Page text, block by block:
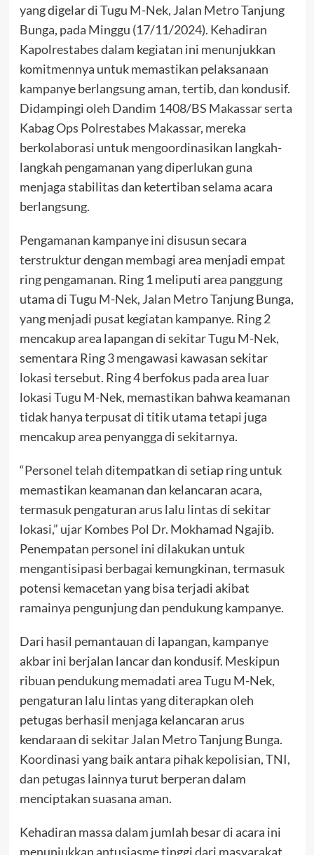
yang digelar di Tugu M-Nek, Jalan Metro Tanjung
Bunga, pada Minggu (17/11/2024). Kehadiran
Kapolrestabes dalam kegiatan ini menunjukkan
komitmennya untuk memastikan pelaksanaan
kampanye berlangsung aman, tertib, dan kondusif.
Didampingi oleh Dandim 1408/BS Makassar serta
Kabag Ops Polrestabes Makassar, mereka
berkolaborasi untuk mengoordinasikan langkah-
langkah pengamanan yang diperlukan guna
menjaga stabilitas dan ketertiban selama acara
berlangsung.
Pengamanan kampanye ini disusun secara
terstruktur dengan membagi area menjadi empat
ring pengamanan. Ring 1 meliputi area panggung
utama di Tugu M-Nek, Jalan Metro Tanjung Bunga,
yang menjadi pusat kegiatan kampanye. Ring 2
mencakup area lapangan di sekitar Tugu M-Nek,
sementara Ring 3 mengawasi kawasan sekitar
lokasi tersebut. Ring 4 berfokus pada area luar
lokasi Tugu M-Nek, memastikan bahwa keamanan
tidak hanya terpusat di titik utama tetapi juga
mencakup area penyangga di sekitarnya.
“Personel telah ditempatkan di setiap ring untuk
memastikan keamanan dan kelancaran acara,
termasuk pengaturan arus lalu lintas di sekitar
lokasi,” ujar Kombes Pol Dr. Mokhamad Ngajib.
Penempatan personel ini dilakukan untuk
mengantisipasi berbagai kemungkinan, termasuk
potensi kemacetan yang bisa terjadi akibat
ramainya pengunjung dan pendukung kampanye.
Dari hasil pemantauan di lapangan, kampanye
akbar ini berjalan lancar dan kondusif. Meskipun
ribuan pendukung memadati area Tugu M-Nek,
pengaturan lalu lintas yang diterapkan oleh
petugas berhasil menjaga kelancaran arus
kendaraan di sekitar Jalan Metro Tanjung Bunga.
Koordinasi yang baik antara pihak kepolisian, TNI,
dan petugas lainnya turut berperan dalam
menciptakan suasana aman.
Kehadiran massa dalam jumlah besar di acara ini
menunjukkan antusiasme tinggi dari masyarakat.